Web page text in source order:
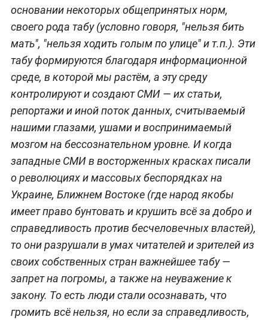
основании некоторых общепринятых норм,
своего рода табу (условно говоря, "нельзя бить
мать", "нельзя ходить голым по улице" и т.п.). Эти
табу формируются благодаря информационной
среде, в которой мы растём, а эту среду
контролируют и создают СМИ — их статьи,
репортажи и иной поток данных, считываемый
нашими глазами, ушами и воспринимаемый
мозгом на бессознательном уровне. И когда
западные СМИ в восторженных красках писали
о революциях и массовых беспорядках на
Украине, Ближнем Востоке (где народ якобы
имеет право бунтовать и крушить всё за добро и
справедливость против бесчеловечных властей),
то они разрушали в умах читателей и зрителей из
своих собственных стран важнейшее табу —
запрет на погромы, а также на неуважение к
закону. То есть люди стали осознавать, что
громить всё нельзя, но если за справедливость,